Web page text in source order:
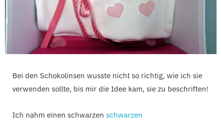
Bei den Schokolinsen wusste nicht so richtig, wie ich sie
verwenden sollte, bis mir die Idee kam, sie zu beschriften!
Ich nahm einen schwarzen schwarzen